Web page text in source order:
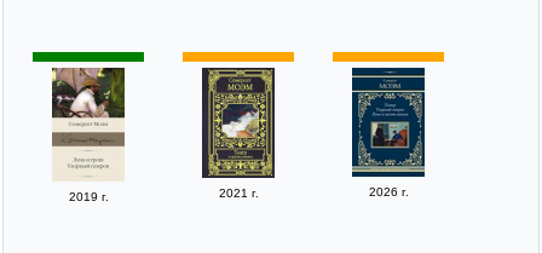
2019 г. 2021 г. 2026 г.